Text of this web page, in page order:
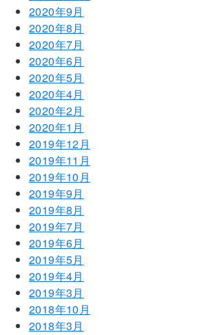
2020年9月
2020年8月
2020年7月
2020年6月
2020年5月
2020年4月
2020年2月
2020年1月
2019年12月
2019年11月
2019年10月
2019年9月
2019年8月
2019年7月
2019年6月
2019年5月
2019年4月
2019年3月
2018年10月
2018年3月